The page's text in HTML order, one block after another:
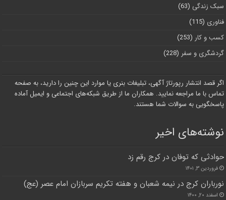
سبک زندگی (63)
فناوری (115)
کسب و کار (253)
گردشگری و سفر (228)
اگر قصد انتشار رپورتاژ آگهی، تبلیغات بنری یا موارد این چنین را دارید، به صفحه
تماس با ما مراجعه نمایید. همکاران ما از طریق شبکه‌های اجتماعی و ایمیل آماده
پاسخگویی به سوالات شما هستند.
نوشته‌های اخیر
حوادثی که توفان در کرج رقم زد
فروردین ۳, ۱۴۰۱
نورباران کرج در نیمه شعبان و هفته تکریم سربازان امام عصر (عج)
اسفند ۲۰, ۱۴۰۰